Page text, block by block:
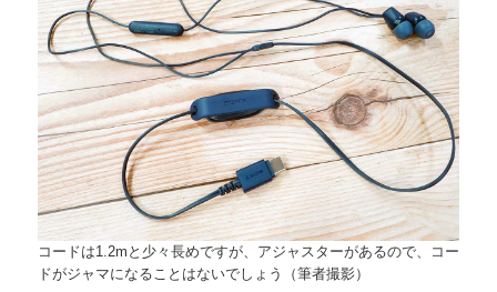
コードは1.2mと少々長めですが、アジャスターがあるので、コー
ドがジャマになることはないでしょう（筆者撮影）